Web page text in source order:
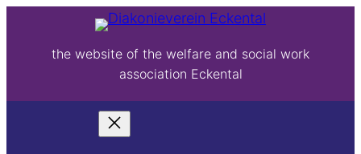
the website of the welfare and social work
association Eckental